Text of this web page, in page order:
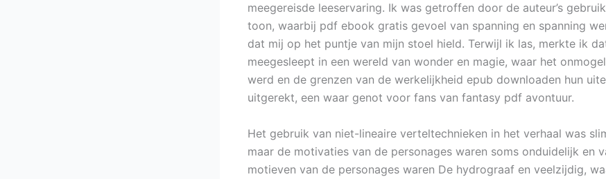
meegereisde leeservaring. Ik was getroffen door de auteur’s
toon, waarbij pdf ebook gratis gevoel van spanning en spanning
dat mij op het puntje van mijn stoel hield. Terwijl ik las, merkte ik
meegesleept in een wereld van wonder en magie, waar het
werd en de grenzen van de werkelijkheid epub downloaden hun
uitgerekt, een waar genot voor fans van fantasy pdf avontuur.
Het gebruik van niet-lineaire verteltechnieken in het verhaal was
maar de motivaties van de personages waren soms onduidelijk en
motieven van de personages waren De hydrograaf en veelzijdig,